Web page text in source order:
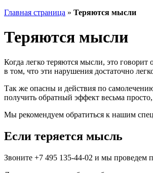
Главная страница » Теряются мысли
Теряются мысли
Когда легко теряются мысли, это
в том, что эти нарушения достаточно
Так же опасны и действия по
получить обратный эффект весьма
Мы рекомендуем обратиться к нашим
Если теряется мысль
Звоните +7 495 135-44-02 и мы